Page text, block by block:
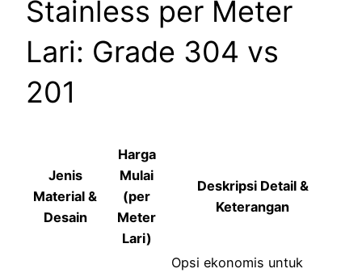
Stainless per Meter
Lari: Grade 304 vs
201
Jenis
Material &
Desain
Harga
Mulai
(per
Meter
Lari)
Deskripsi Detail &
Keterangan
Opsi ekonomis untuk